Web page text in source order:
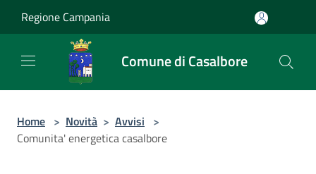
Regione Campania
Comune di Casalbore
Home > Novità > Avvisi >
Comunita' energetica casalbore